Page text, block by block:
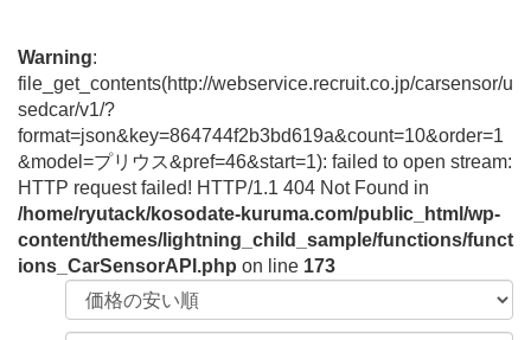
Warning:
file_get_contents(http://webservice.recruit.co.jp/carsensor/u
sedcar/v1/?
format=json&key=864744f2b3bd619a&count=10&order=1
&model=プリウス&pref=46&start=1): failed to open stream:
HTTP request failed! HTTP/1.1 404 Not Found in
/home/ryutack/kosodate-kuruma.com/public_html/wp-
content/themes/lightning_child_sample/functions/funct
ions_CarSensorAPI.php on line 173